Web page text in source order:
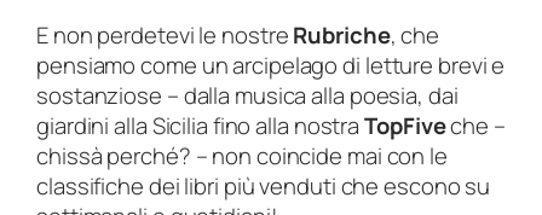
E non perdetevi le nostreRubriche, che
pensiamo come un arcipelago di letture brevi e
sostanziose – dalla musica alla poesia, dai
giardini alla Sicilia fino alla nostraTopFiveche –
chissà perché? – non coincide mai con le
classifiche dei libri più venduti che escono su